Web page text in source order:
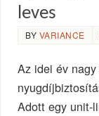
leves
BY VARIANCE
Az idei év
Adott egy unit-